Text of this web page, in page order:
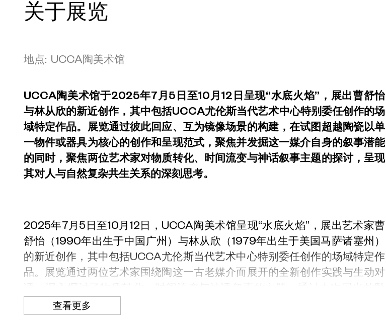
关于展览
地点: UCCA陶美术馆
UCCA陶美术馆于2025年7月5日至10月12日呈现“水底火焰”，展出曹舒怡
与林从欣的新近创作，其中包括UCCA尤伦斯当代艺术中心特别委任创作的场
域特定作品。展览通过彼此回应、互为镜像场景的构建，在试图超越陶瓷以单
一物件或器具为核心的创作和呈现范式，聚焦并发掘这一媒介自身的叙事潜能
的同时，聚焦两位艺术家对物质转化、时间流变与神话叙事主题的探讨，呈现
其对人与自然复杂共生关系的深刻思考。
2025年7月5日至10月12日，UCCA陶美术馆呈现“水底火焰”，展出艺术家曹
舒怡（1990年出生于中国广州）与林从欣（1979年出生于美国马萨诸塞州）
的新近创作，其中包括UCCA尤伦斯当代艺术中心特别委任创作的场域特定作
品。展览通过两位艺术家围绕陶这一古老媒介而展开的全新创作实践与生动对
塑、装置及影像作品，林从欣与曹舒怡的艺术实践既唤起远古神话的意象，又
查看更多